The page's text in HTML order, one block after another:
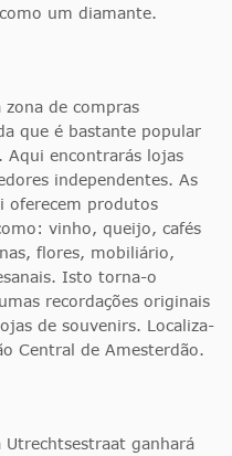
um diamante.
zona de compras
que é bastante popular
Aqui encontrarás lojas
independentes. As
oferecem produtos
vinho, queijo, cafés
flores, mobiliário,
Isto torna-o
recordações originais
de souvenirs. Localiza-
Central de Amesterdão.
ganhará